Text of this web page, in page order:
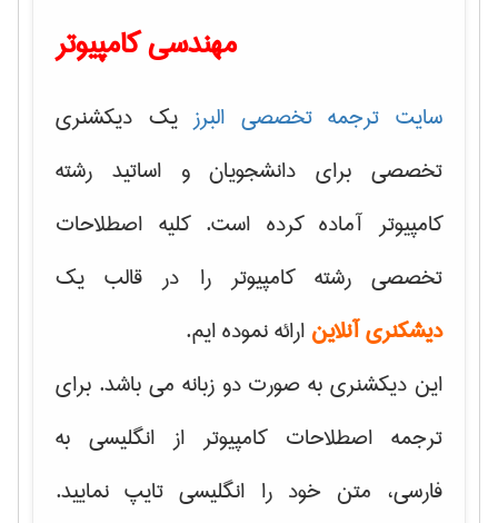
مهندسی کامپیوتر
سایت ترجمه تخصصی البرزیک دیکشنری
تخصصی برای دانشجویان و اساتید رشته
کامپیوتر آماده کرده است. کلیه اصطلاحات
تخصصی رشته کامپیوتر را در قالب یک
دیشکنری آنلاین ارائه نموده ایم.
این دیکشنری به صورت دو زبانه می باشد. برای
ترجمه اصطلاحات کامپیوتر از انگلیسی به
فارسی، متن خود را انگلیسی تایپ نمایید.